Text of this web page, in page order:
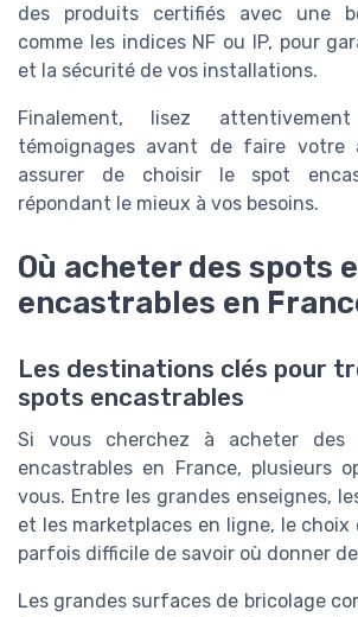
des produits certifiés avec une
comme les indices NF ou IP, pour
et la sécurité de vos installations.
Finalement, lisez
témoignages avant de faire votre
assurer de choisir le spot
répondant le mieux à vos besoins.
Où acheter des spots
encastrables en
Les destinations clés pour
spots encastrables
Si vous cherchez à acheter des
encastrables en France, plusieurs
vous. Entre les grandes enseignes,
et les marketplaces en ligne, le
parfois difficile de savoir où donner
Les grandes surfaces de bricolage